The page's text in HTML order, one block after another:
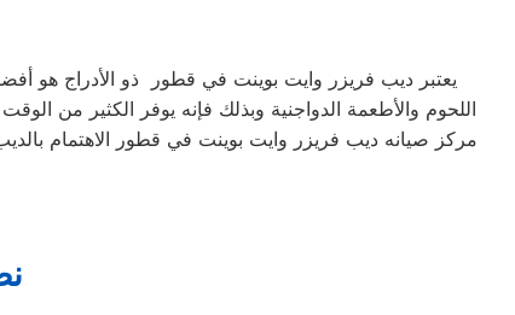
يعتبر ديب فريزر وايت بوينت في قطور ذو الأدراج هو
اللحوم والأطعمة الدواجنية وبذلك فإنه يوفر الكثير من
مركز صيانه ديب فريزر وايت بوينت في قطور الاهتمام